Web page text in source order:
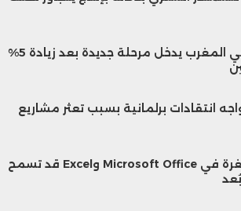
تأمين السيارات في المغرب يدخل مرحلة جديدة بعد زيادة 5%
انتقادات برلمانية بسبب تعثر مشاريع
تحذير أمني من ثغرة في Microsoft Office وExcel قد تسمح